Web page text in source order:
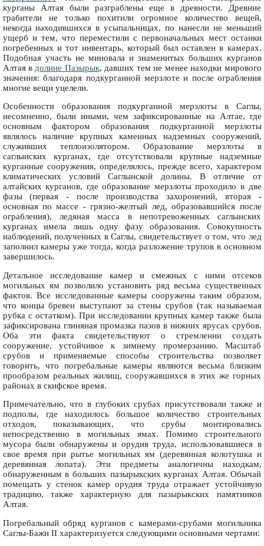
курганы Алтая были разграблены еще в древности. Древние
грабители не только похитили огромное количество вещей,
некогда находившихся в усыпальницах, по нанесли не меньший
ущерб и тем, что переместили с первоначальных мест останки
погребенных и тот инвентарь, который был оставлен в камерах.
Подобная участь не миновала и знаменитых больших курганов
Алтая в долине Пазырык, давших тем не менее находки мирового
значения: благодаря подкурганной мерзлоте и после ограбления
многие вещи уцелели.
Особенности образования подкурганной мерзлоты в Саглы,
несомненно, были иными, чем зафиксированные на Алтае, где
основным фактором образования подкурганной мерзлоты
являлось наличие крупных каменных надземных сооружений,
служивших теплоизолятором. Образование мерзлоты в
саглынских курганах, где отсутствовали крупные надземные
курганные сооружения, определялось, прежде всего, характером
климатических условий Саглынской долины. В отличие от
алтайских курганов, где образование мерзлоты проходило в две
фазы (первая - после производства захоронений, вторая -
основная по массе - грязно-желтый лед, образовавшийся после
ограбления), ледяная масса в непотревоженных саглынских
курганах имела лишь одну фазу образования. Совокупность
наблюдений, полученных в Саглы, свидетельствует о том, что лед
заполнил камеры уже тогда, когда разложение трупов в основном
завершилось.
Детальное исследование камер и смежных с ними отсеков
могильных ям позволило установить ряд весьма существенных
фактов. Все исследованные камеры сооружены таким образом,
что концы бревен выступают за стены срубов (так называемая
рубка с остатком). При исследовании крупных камер также была
зафиксирована глиняная промазка пазов в нижних ярусах срубов.
Оба эти факта свидетельствуют о стремлении создать
сооружение, устойчивое к зимнему промерзанию. Масштаб
срубов и применяемые способы строительства позволяет
говорить, что погребальные камеры являются весьма близким
прообразом реальных жилищ, сооружавшихся в этих же горных
районах в скифское время.
Примечательно, что в глубоких срубах присутствовали также и
подполы, где находилось большое количество строительных
отходов, показывающих, что срубы монтировались
непосредственно в могильных ямах. Помимо строительного
мусора были обнаружены и орудия труда, использовавшиеся в
свое время при рытье могильных ям (деревянная колотушка и
деревянная лопата). Эти предметы аналогичны находкам,
обнаруженным в больших пазырыкских курганах Алтая. Обычай
помещать у стенок камер орудия труда отражает устойчивую
традицию, также характерную для пазырыкских памятников
Алтая.
Погребальный обряд курганов с камерами-срубами могильника
Саглы-Бажи II характеризуется следующими основными чертами: